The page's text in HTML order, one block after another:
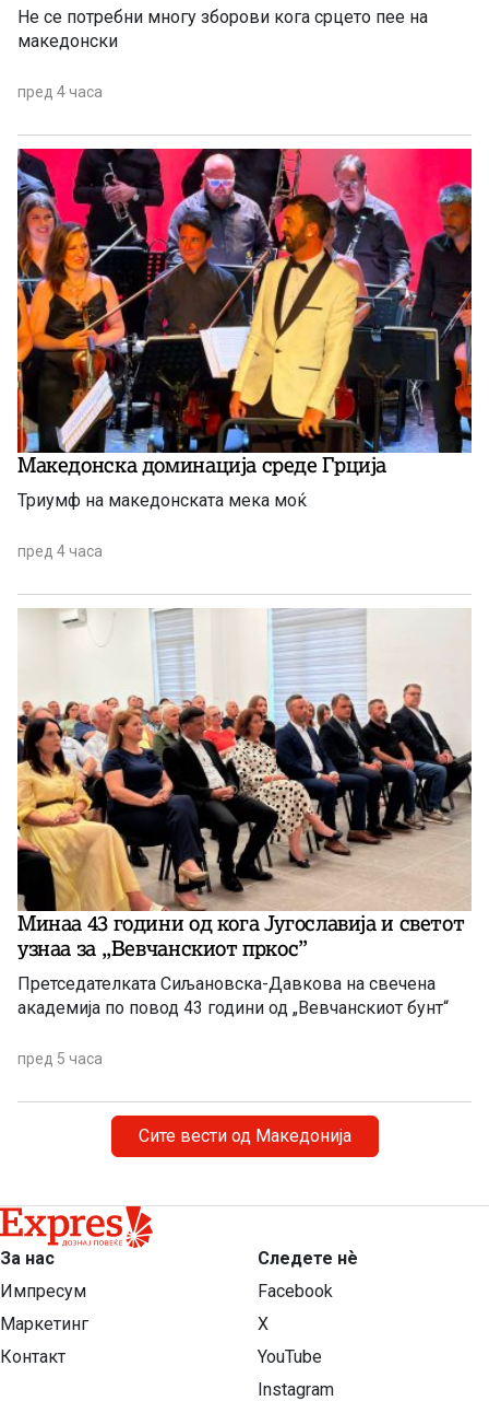
Не се потребни многу зборови кога срцето пее на
македонски
пред 4 часа
Македонска доминација среде Грција
Триумф на македонската мека моќ
пред 4 часа
Минаа 43 години од кога Југославија и светот
узнаа за ,,Вевчанскиот пркос”
Претседателката Сиљановска-Давкова на свечена
академија по повод 43 години од „Вевчанскиот бунт“
пред 5 часа
Сите вести од Македонија
За нас
Импресум
Маркетинг
Контакт
Следете нѐ
Facebook
X
YouTube
Instagram